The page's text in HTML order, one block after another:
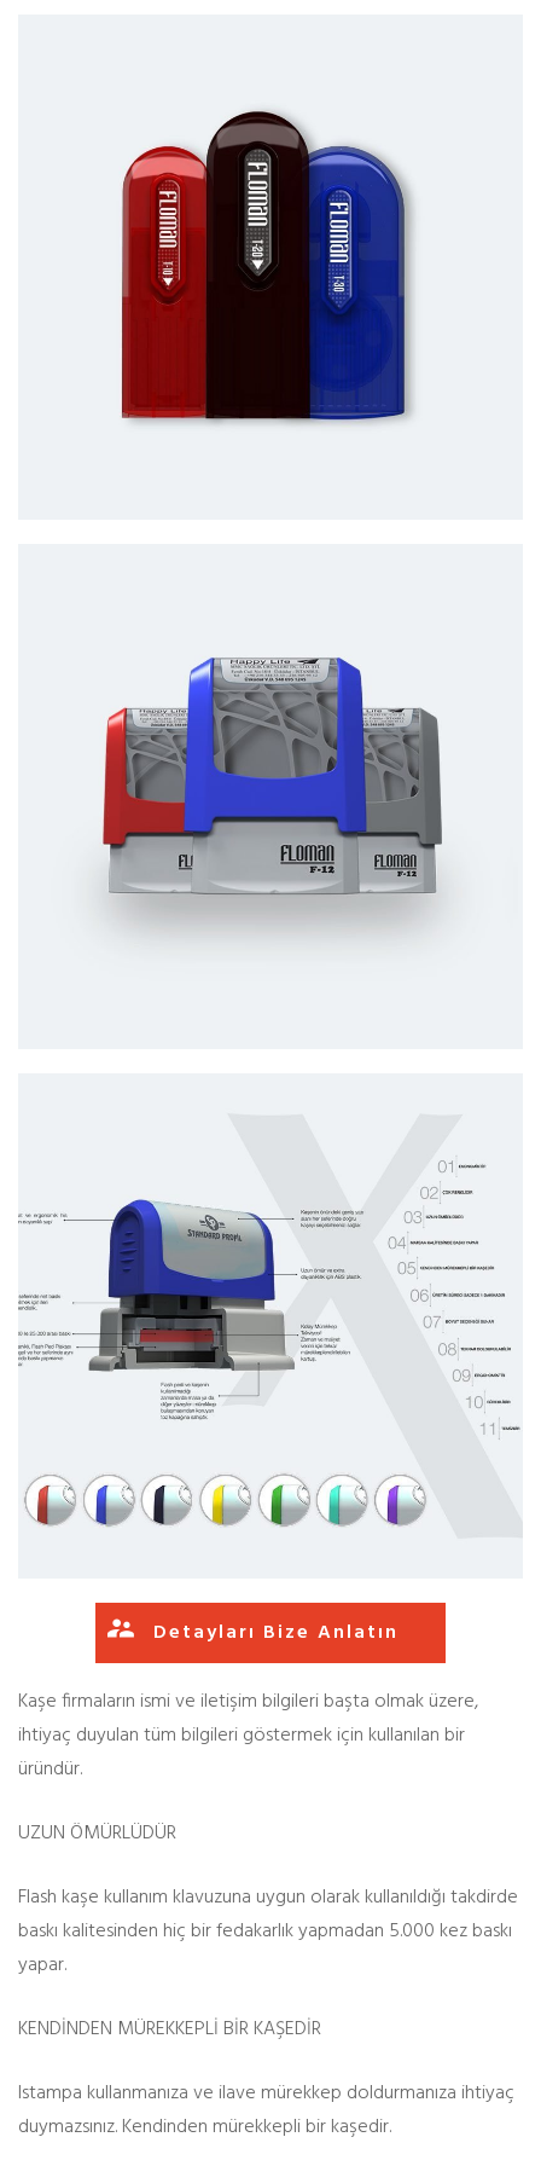
Detayları Bize Anlatın
Kaşe firmaların ismi ve iletişim bilgileri başta olmak üzere,
ihtiyaç duyulan tüm bilgileri göstermek için kullanılan bir
üründür.
UZUN ÖMÜRLÜDÜR
Flash kaşe kullanım klavuzuna uygun olarak kullanıldığı takdirde
baskı kalitesinden hiç bir fedakarlık yapmadan 5.000 kez baskı
yapar.
KENDİNDEN MÜREKKEPLİ BİR KAŞEDİR
Istampa kullanmanıza ve ilave mürekkep doldurmanıza ihtiyaç
duymazsınız. Kendinden mürekkepli bir kaşedir.